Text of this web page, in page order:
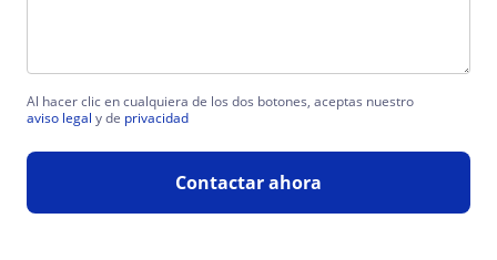
Al hacer clic en cualquiera de los dos botones, aceptas nuestro
aviso legal y de privacidad
Contactar ahora